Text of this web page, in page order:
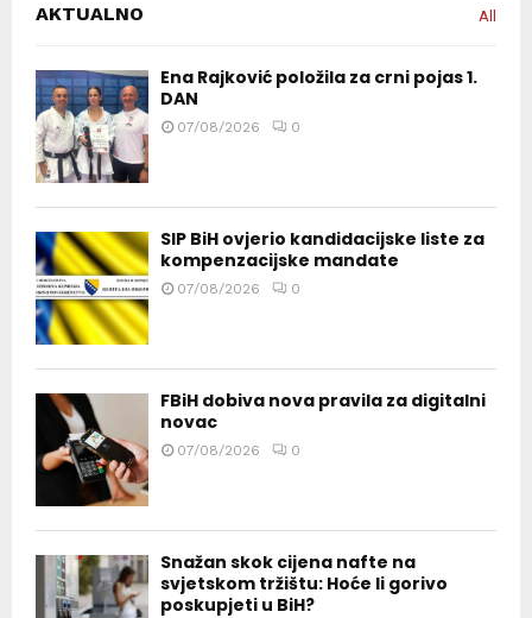
AKTUALNO All
Ena Rajković položila za crni pojas 1.
DAN
07/08/2026 0
SIP BiH ovjerio kandidacijske liste za
kompenzacijske mandate
07/08/2026 0
FBiH dobiva nova pravila za digitalni
novac
07/08/2026 0
Snažan skok cijena nafte na
svjetskom tržištu: Hoće li gorivo
poskupjeti u BiH?